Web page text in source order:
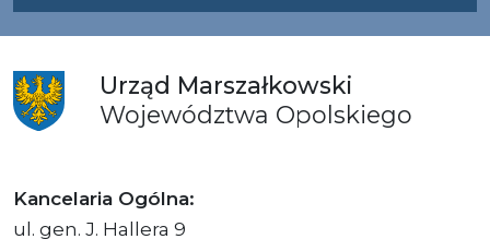
Urząd Marszałkowski
Województwa Opolskiego
Kancelaria Ogólna:
ul. gen. J. Hallera 9